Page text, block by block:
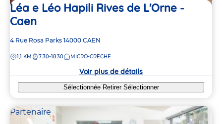
Léa e Léo Hapili Rives de L'Orne -
Caen
Adresse
la
4 Rue Rosa Parks 14000 CAEN
DISTANCE
1,1 KM 7:30-18:30 MICRO-CRÈCHE
Voir plus de détails
Sélectionnée Retirer Sélectionner
Partenaire